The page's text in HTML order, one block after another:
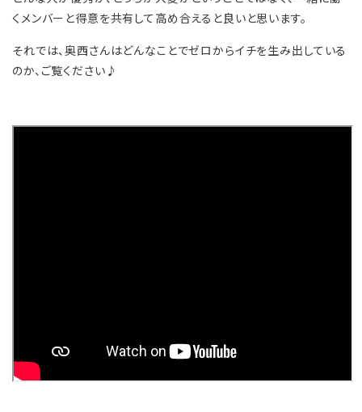
くメンバーと得意を共有して高め合えると良いと思います。
それでは、奥西さんはどんなことでゼロからイチを生み出している
のか、ご覧ください♪